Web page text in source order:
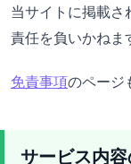
当サイトに掲載
責任を負いかねま
免責事項のページ
サービス内